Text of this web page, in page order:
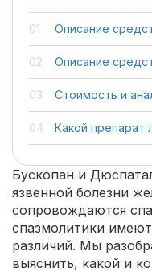
Описание
Описание
Стоимость и
Какой препарат
Бускопан и
язвенной болезни
сопровождаются
спазмолитики
различий. Мы
выяснить, какой и